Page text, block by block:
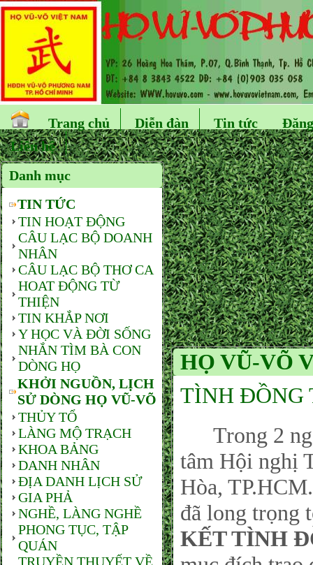
Trang chủ Diễn đàn Tin tức
Liên hệ
Danh mục
TIN TỨC
TIN HOẠT ĐỘNG
CÂU LẠC BỘ DOANH
NHÂN
CÂU LẠC BỘ THƠ CA
HOAT ĐỘNG TỪ
THIỆN
TIN KHẮP NƠI
Y HỌC VÀ ĐỜI SỐNG
NHẮN TÌM BÀ CON
DÒNG HỌ
KHỞI NGUỒN, LỊCH
SỬ DÒNG HỌ VŨ-VÕ
THỦY TỔ
LÀNG MỘ TRẠCH
KHOA BẢNG
DANH NHÂN
ĐỊA DANH LỊCH SỬ
GIA PHẢ
NGHỀ, LÀNG NGHỀ
PHONG TỤC, TẬP
QUÁN
TRUYỀN THUYẾT VỀ
HỌ VŨ-VÕ
TÌNH ĐỒNG
Trong 2
tâm Hội nghị
Hòa,
đã long trọng
KẾT TÌNH